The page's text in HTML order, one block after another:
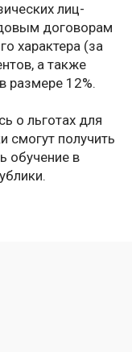
лиц-
договорам
характера (за
а также
размере 12%.
о льготах для
смогут получить
обучение в